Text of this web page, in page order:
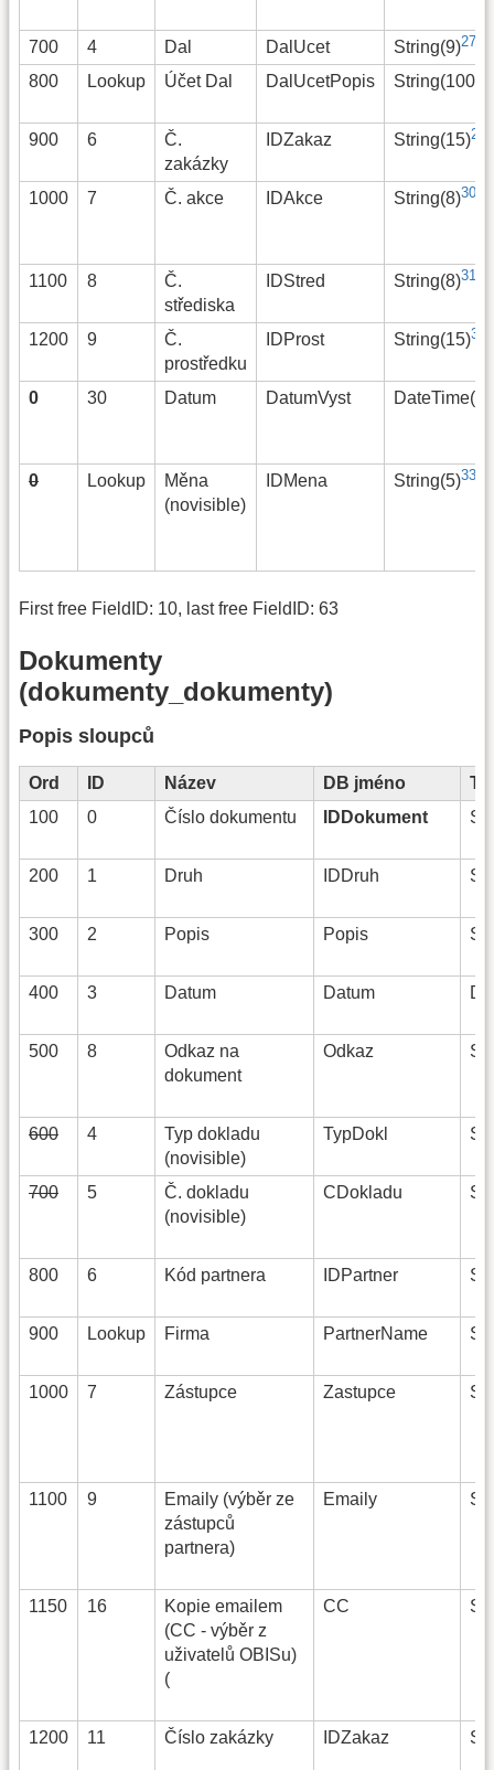
700 4 Dal DalUcet String(9)27)
800 Lookup Účet Dal DalUcetPopis String(100)
900 6
Č.
zakázky
IDZakaz String(15)29)
1000 7 Č. akce IDAkce String(8)30)
1100 8
Č.
střediska
IDStred String(8)31)
1200 9
Č.
prostředku
IDProst String(15)32)
0 30 Datum DatumVyst DateTime(0)
0 Lookup
Měna
(novisible)
IDMena String(5)33)
First free FieldID: 10, last free FieldID: 63
Dokumenty
(dokumenty_dokumenty)
Popis sloupců
Ord ID Název DB jméno
100
0 Číslo dokumentu IDDokument
200 1 Druh IDDruh
300 2 Popis Popis
400 3 Datum Datum
500 8
Odkaz na
dokument
Odkaz
600 4
Typ dokladu
(novisible)
TypDokl
700 5
Č. dokladu
(novisible)
CDokladu
800 6 Kód partnera IDPartner
900 Lookup Firma PartnerName
1000 7 Zástupce Zastupce
1100 9
Emaily (výběr ze
zástupců
partnera)
Emaily
1150 16
Kopie emailem
(CC - výběr z
uživatelů OBISu)
(
CC
1200 11 Číslo zakázky IDZakaz